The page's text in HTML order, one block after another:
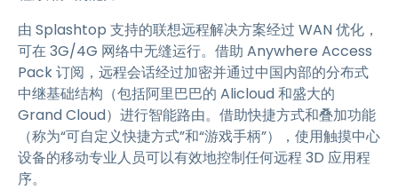
由 Splashtop 支持的联想远程解决方案经过 WAN 优化，
可在 3G/4G 网络中无缝运行。借助 Anywhere Access
Pack 订阅，远程会话经过加密并通过中国内部的分布式
中继基础结构（包括阿里巴巴的 Alicloud 和盛大的
Grand Cloud）进行智能路由。借助快捷方式和叠加功能
（称为“可自定义快捷方式”和“游戏手柄”），使用触摸中心
设备的移动专业人员可以有效地控制任何远程 3D 应用程
序。